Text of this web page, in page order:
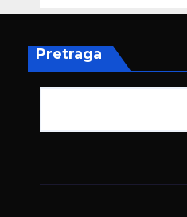
Njemačke
Pretraga